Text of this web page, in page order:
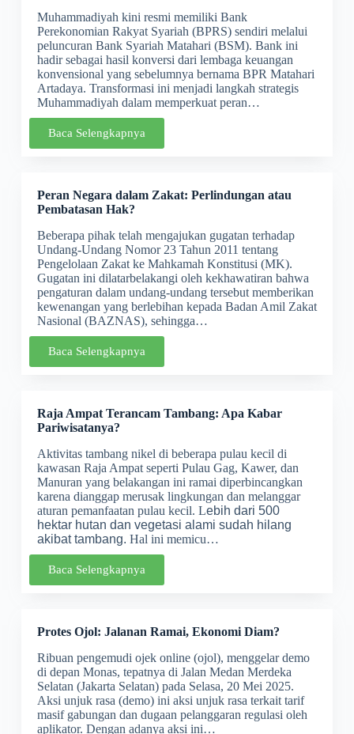
Muhammadiyah kini resmi memiliki Bank
Perekonomian Rakyat Syariah (BPRS) sendiri melalui
peluncuran Bank Syariah Matahari (BSM). Bank ini
hadir sebagai hasil konversi dari lembaga keuangan
konvensional yang sebelumnya bernama BPR Matahari
Artadaya. Transformasi ini menjadi langkah strategis
Muhammadiyah dalam memperkuat peran…
Baca Selengkapnya
Peran Negara dalam Zakat: Perlindungan atau
Pembatasan Hak?
Beberapa pihak telah mengajukan gugatan terhadap
Undang-Undang Nomor 23 Tahun 2011 tentang
Pengelolaan Zakat ke Mahkamah Konstitusi (MK).
Gugatan ini dilatarbelakangi oleh kekhawatiran bahwa
pengaturan dalam undang-undang tersebut memberikan
kewenangan yang berlebihan kepada Badan Amil Zakat
Nasional (BAZNAS), sehingga…
Baca Selengkapnya
Raja Ampat Terancam Tambang: Apa Kabar
Pariwisatanya?
Aktivitas tambang nikel di beberapa pulau kecil di
kawasan Raja Ampat seperti Pulau Gag, Kawer, dan
Manuran yang belakangan ini ramai diperbincangkan
karena dianggap merusak lingkungan dan melanggar
aturan pemanfaatan pulau kecil. Lebih dari 500
hektar hutan dan vegetasi alami sudah hilang
akibat tambang. Hal ini memicu…
Baca Selengkapnya
Protes Ojol: Jalanan Ramai, Ekonomi Diam?
Ribuan pengemudi ojek online (ojol), menggelar demo
di depan Monas, tepatnya di Jalan Medan Merdeka
Selatan (Jakarta Selatan) pada Selasa, 20 Mei 2025.
Aksi unjuk rasa (demo) ini aksi unjuk rasa terkait tarif
masif gabungan dan dugaan pelanggaran regulasi oleh
aplikator. Dengan adanya aksi ini…